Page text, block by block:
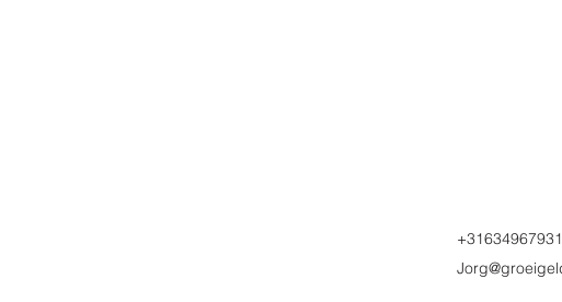
+31634967931